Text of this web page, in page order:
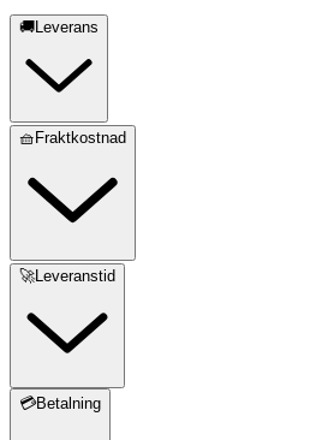
🚚Leverans
🧺Fraktkostnad
🚀Leveranstid
💳Betalning